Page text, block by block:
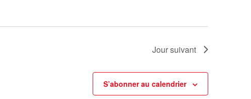
Jour suivant
S’abonner au calendrier